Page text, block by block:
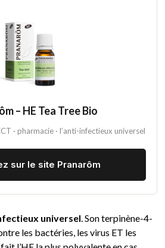
– HE Tea Tree Bio
· pharmacie · l’anti-infectieux universel
sur le site Pranarôm
universel. Son terpinène-4-
les bactéries, les virus ET les